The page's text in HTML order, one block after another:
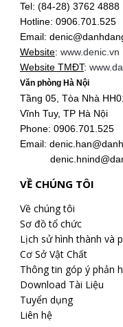
Tel: (84-28) 3762
Hotline: 0906.701.525
Email:
Website: www.denic.vn
Website TMĐT:
Văn phòng Hà Nội
Tầng 05, Tòa Nhà
Vĩnh Tuy, TP Hà Nội
Phone: 0906.701.525
Email:
VỀ CHÚNG TÔI
Về chúng tôi
Sơ đồ tổ chức
Lịch sử hình thành và
Cơ Sở Vật Chất
Thông tin góp ý phản
Download Tài Liệu
Tuyển dụng
Liên hệ